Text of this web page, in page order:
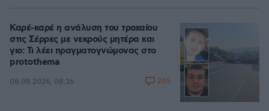
Καρέ-καρέ η ανάλυση του τροχαίου
στις Σέρρες με νεκρούς μητέρα και
γιο: Τι λέει πραγματογνώμονας στο
protothema
08.08.2026, 08:36 205